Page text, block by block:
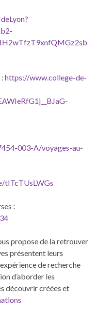
https://www.college-de-
003-A/voyages-au-
tITcTUsLWGs
:
propose de la retrouver
présentent leurs
de recherche
d’aborder les
découvrir créées et